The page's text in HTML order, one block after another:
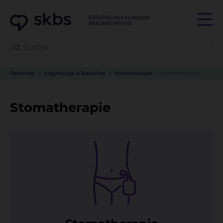
Patienten Angehörige & Besucher Stomatherapie Stomatherapie
Stomatherapie